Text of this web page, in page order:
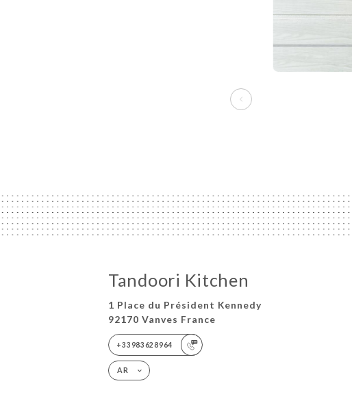
Tandoori Kitchen
1 Place du Président Kennedy
92170 Vanves France
+33983628964
AR